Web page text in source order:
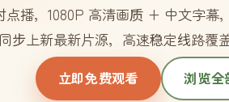
点播，1080P 高清画质 + 中文字幕
同步上新最新片源，高速稳定线路覆
立即免费观看 浏览全